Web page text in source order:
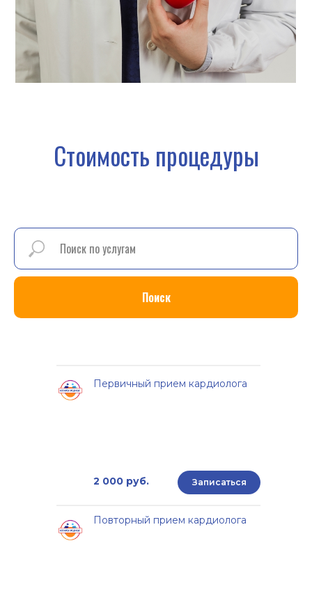
Поиск
Первичный прием кардиолога
2 000 руб. Записаться
Повторный прием кардиолога